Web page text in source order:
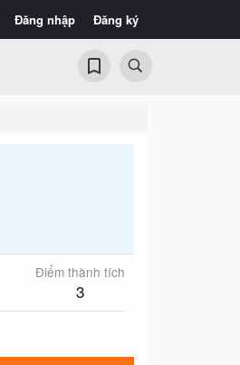
Đăng nhập Đăng ký
Điểm thành tích
3